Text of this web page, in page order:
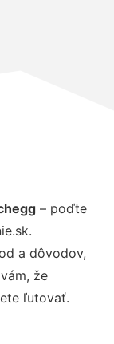
– poďte
a dôvodov,
že
ľutovať.